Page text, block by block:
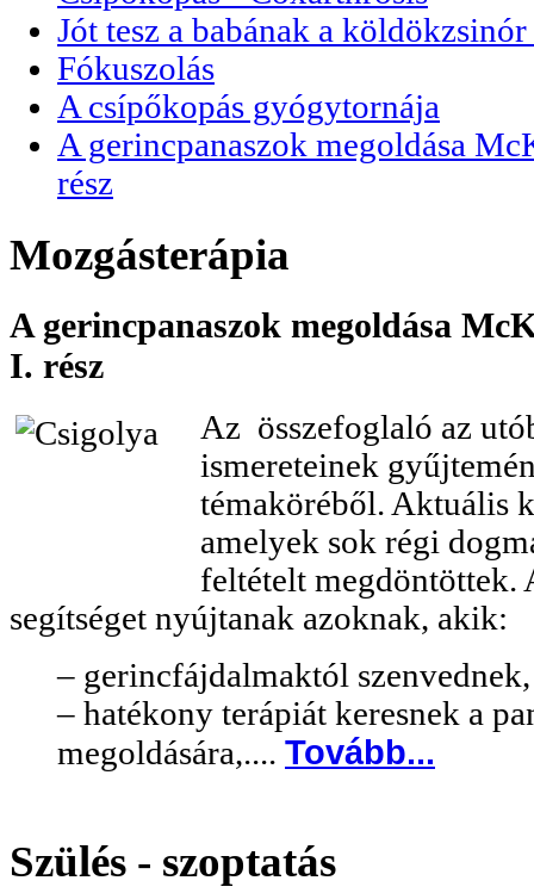
Jót tesz a babának a
Fókuszolás
A csípőkopás gyógytornája
A gerincpanaszok megoldása
rész
Mozgásterápia
A gerincpanaszok megoldása
I. rész
Az összefoglaló az
ismereteinek
témaköréből. Aktuális
amelyek sok régi
feltételt
segítséget nyújtanak azoknak, akik:
– gerincfájdalmaktól
– hatékony terápiát keresnek a
megoldására,.... Tovább...
Szülés - szoptatás